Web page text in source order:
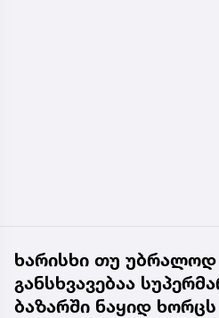
ხარისხი თუ
განსხვავებაა
ბაზარში ნაყიდ